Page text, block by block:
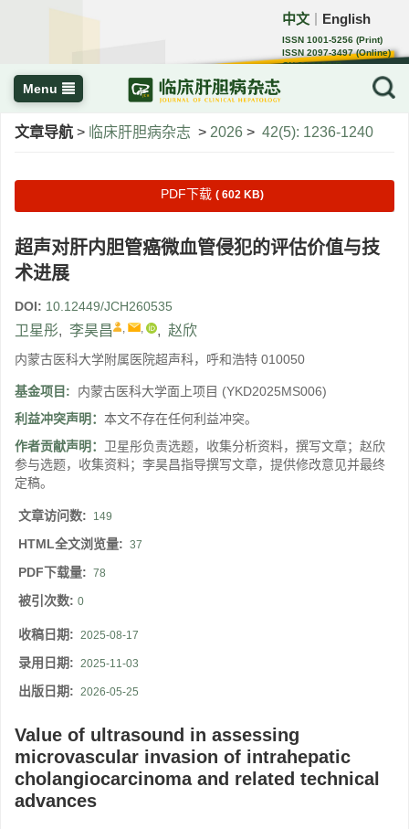
中文 English
ISSN 1001-5256 (Print)
ISSN 2097-3497 (Online)
CN 22-1108/R
Menu
文章导航 > 临床肝胆病杂志 > 2026 > 42(5): 1236-1240
PDF下载 ( 602 KB)
超声对肝内胆管癌微血管侵犯的评估价值与技
术进展
DOI: 10.12449/JCH260535
卫星彤, 李昊昌 , , , 赵欣
内蒙古医科大学附属医院超声科，呼和浩特 010050
基金项目: 内蒙古医科大学面上项目 (YKD2025MS006)
利益冲突声明： 本文不存在任何利益冲突。
作者贡献声明： 卫星彤负责选题，收集分析资料，撰写文章；赵欣
参与选题，收集资料；李昊昌指导撰写文章，提供修改意见并最终
定稿。
文章访问数: 149
HTML全文浏览量: 37
PDF下载量: 78
被引次数: 0
收稿日期: 2025-08-17
录用日期: 2025-11-03
出版日期: 2026-05-25
Value of ultrasound in assessing
microvascular invasion of intrahepatic
cholangiocarcinoma and related technical
advances